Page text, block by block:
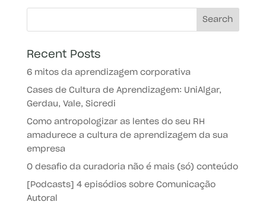
Recent Posts
6 mitos da aprendizagem corporativa
Cases de Cultura de Aprendizagem: UniAlgar,
Gerdau, Vale, Sicredi
Como antropologizar as lentes do seu RH
amadurece a cultura de aprendizagem da sua
empresa
O desafio da curadoria não é mais (só) conteúdo
[Podcasts] 4 episódios sobre Comunicação
Autoral